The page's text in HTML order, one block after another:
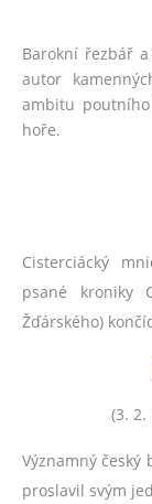
Barokní řezbář
autor
ambitu poutního
hoře.
Cisterciácký
psané kroniky
Žďárského)
(3. 2.
Významný
proslavil svým